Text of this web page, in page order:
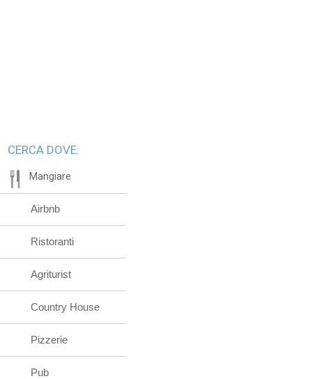
CERCA DOVE:
Mangiare
Airbnb
Ristoranti
Agriturist
Country House
Pizzerie
Pub